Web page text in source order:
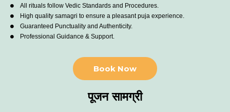
All rituals follow Vedic Standards and Procedures.
High quality samagri to ensure a pleasant puja experience.
Guaranteed Punctuality and Authenticity.
Professional Guidance & Support.
Book Now
पूजन सामग्री